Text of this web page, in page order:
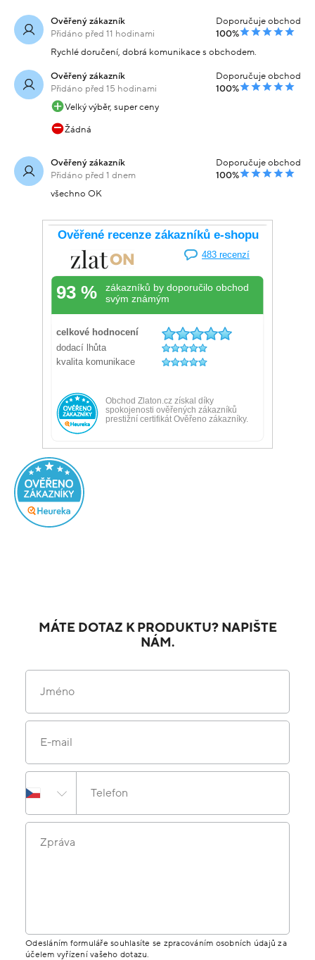
Ověřený zákazník
Přidáno před 11 hodinami
Doporučuje obchod
100%
Rychlé doručení, dobrá komunikace s obchodem.
Ověřený zákazník
Přidáno před 15 hodinami
Doporučuje obchod
100%
Velký výběr, super ceny
Žádná
Ověřený zákazník
Přidáno před 1 dnem
Doporučuje obchod
100%
všechno OK
MÁTE DOTAZ K PRODUKTU? NAPIŠTE
NÁM.
Jméno
E-mail
Telefon
Zpráva
Odesláním formuláře souhlasíte se zpracováním osobních údajů za
účelem vyřízení vašeho dotazu.